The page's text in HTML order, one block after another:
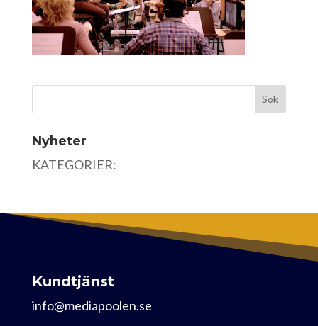
Nyheter
KATEGORIER:
Kundtjänst
info@mediapoolen.se